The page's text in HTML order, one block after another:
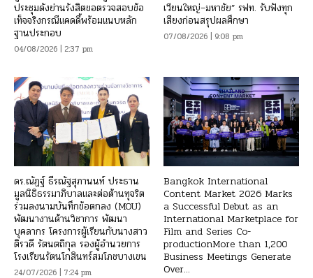
ประชุมดังย่านรังสิตขอตรวจสอบข้อ
เท็จจริงกรณีแคดดี้พร้อมแนบหลัก
ฐานประกอบ
04/08/2026 | 2:37 pm
เวียนใหญ่–มหาชัย” รฟท. รับฟังทุก
เสียงก่อนสรุปผลศึกษา
07/08/2026 | 9:08 pm
ดร.ณัฏฐ์ ธีรณัฐสุภานนท์ ประธาน
มูลนิธิธรรมาภิบาลและต่อต้านทุจริต
ร่วมลงนามบันทึกข้อตกลง (MOU)
พัฒนางานด้านวิชาการ พัฒนา
บุคลากร โครงการผู้เรียนกับนางสาว
ติรวดี รัตนตถิกุล รองผู้อำนวยการ
โรงเรียนรัตนโกสินทร์สมโภชบางเขน
24/07/2026 | 7:24 pm
Bangkok International
Content Market 2026 Marks
a Successful Debut as an
International Marketplace for
Film and Series Co-
productionMore than 1,200
Business Meetings Generate
Over...